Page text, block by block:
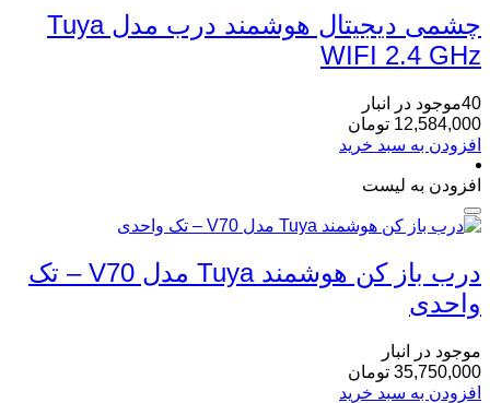
چشمی دیجیتال هوشمند درب مدل Tuya
WIFI 2.4 GHz
40موجود در انبار
12,584,000 تومان
افزودن به سبد خرید
افزودن به لیست
درب باز کن هوشمند Tuya مدل V70 – تک
واحدی
موجود در انبار
35,750,000 تومان
افزودن به سبد خرید